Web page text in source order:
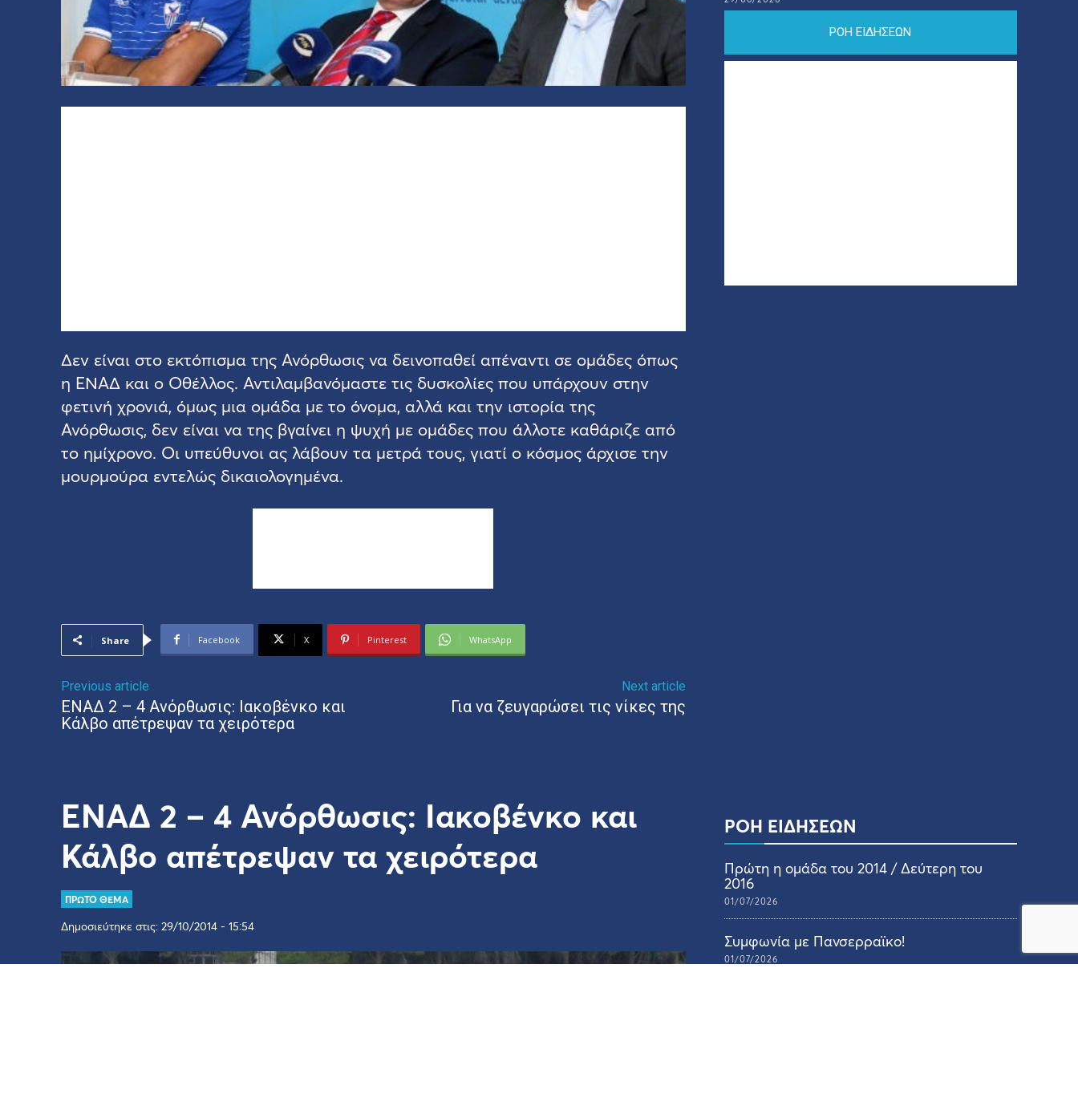
Δεν είναι στο εκτόπισμα της Ανόρθωσις να δεινοπαθεί απέναντι σε ομάδες όπως
η ΕΝΑΔ και ο Οθέλλος. Αντιλαμβανόμαστε τις δυσκολίες που υπάρχουν στην
φετινή χρονιά, όμως μια ομάδα με το όνομα, αλλά και την ιστορία της
Ανόρθωσις, δεν είναι να της βγαίνει η ψυχή με ομάδες που άλλοτε καθάριζε από
το ημίχρονο. Οι υπεύθυνοι ας λάβουν τα μετρά τους, γιατί ο κόσμος άρχισε την
μουρμούρα εντελώς δικαιολογημένα.
Share Facebook X Pinterest WhatsApp
Previous article
ΕΝΑΔ 2 – 4 Ανόρθωσις: Ιακοβένκο και
Κάλβο απέτρεψαν τα χειρότερα
Next article
Για να ζευγαρώσει τις νίκες της
ΡΟΗ ΕΙΔΗΣΕΩΝ